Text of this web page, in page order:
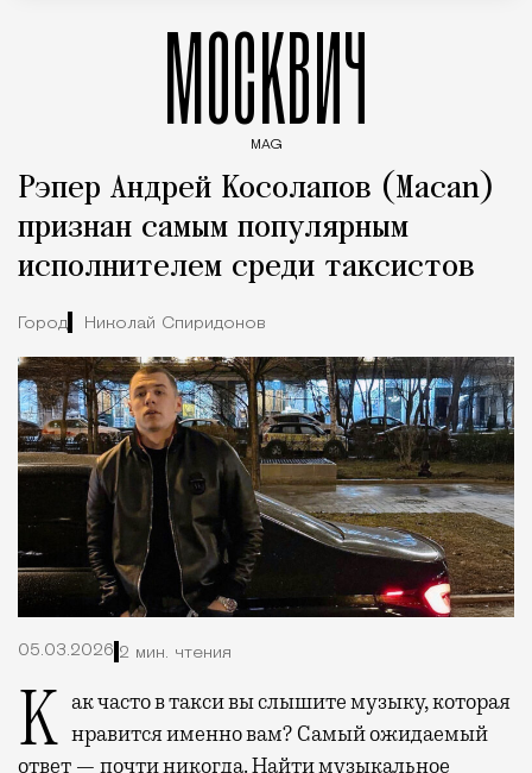
МОСКВИЧ
MAG
Рэпер Андрей Косолапов (Macan)
признан самым популярным
исполнителем среди таксистов
Город Николай Спиридонов
05.03.2026 2 мин. чтения
Как часто в такси вы слышите музыку, которая нравится именно вам? Самый ожидаемый
ответ — почти никогда. Найти музыкальное